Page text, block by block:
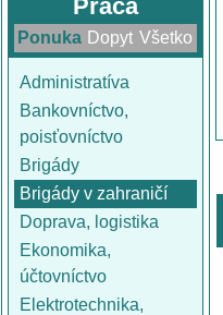
Práca
Ponuka Dopyt Všetko
Administratíva
Bankovníctvo,
poisťovníctvo
Brigády
Brigády v zahraničí
Doprava, logistika
Ekonomika,
účtovníctvo
Elektrotechnika,